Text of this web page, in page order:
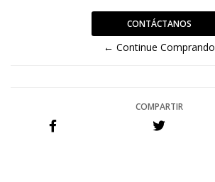
CONTÁCTANOS
← Continue Comprando
COMPARTIR